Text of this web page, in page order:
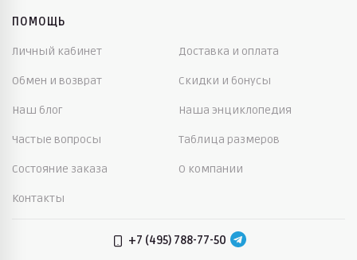
ПОМОЩЬ
Личный кабинет Доставка и оплата
Обмен и возврат Скидки и бонусы
Наш блог Наша энциклопедия
Частые вопросы Таблица размеров
Состояние заказа О компании
Контакты
+7 (495) 788-77-50